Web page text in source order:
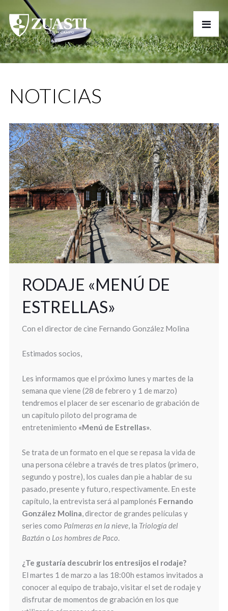
NOTICIAS
RODAJE «MENÚ DE
ESTRELLAS»
Con el director de cine Fernando González Molina
Estimados socios,
Les informamos que el próximo lunes y martes de la
semana que viene (28 de febrero y 1 de marzo)
tendremos el placer de ser escenario de grabación de
un capítulo piloto del programa de
entretenimiento «Menú de Estrellas».
Se trata de un formato en el que se repasa la vida de
una persona célebre a través de tres platos (primero,
segundo y postre), los cuales dan pie a hablar de su
pasado, presente y futuro, respectivamente. En este
capítulo, la entrevista será al pamplonés Fernando
González Molina, director de grandes películas y
series como Palmeras en la nieve, la Triología del
Baztán o Los hombres de Paco.
¿Te gustaría descubrir los entresijos el rodaje?
El martes 1 de marzo a las 18:00h estamos invitados a
conocer al equipo de trabajo, visitar el set de rodaje y
disfrutar de momentos de grabación en los que